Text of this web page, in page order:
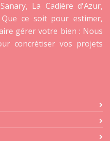
La Cadière d'Azur,
ce soit pour estimer,
gérer votre bien : Nous
concrétiser vos projets